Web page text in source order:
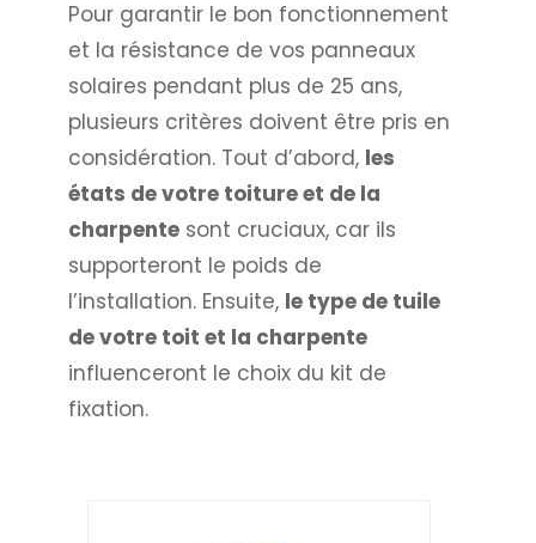
Pour garantir le bon fonctionnement
et la résistance de vos panneaux
solaires pendant plus de 25 ans,
plusieurs critères doivent être pris en
considération. Tout d’abord, les
états de votre toiture et de la
charpentesont cruciaux, car ils
supporteront le poids de
l’installation. Ensuite, le type de tuile
de votre toit et la charpente
influenceront le choix du kit de
fixation.